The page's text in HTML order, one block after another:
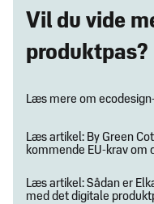
Vil du vide
produktpas?
Læs mere om
Læs artikel: By Green
kommende EU-krav om
Læs artikel: Sådan er
med det digitale